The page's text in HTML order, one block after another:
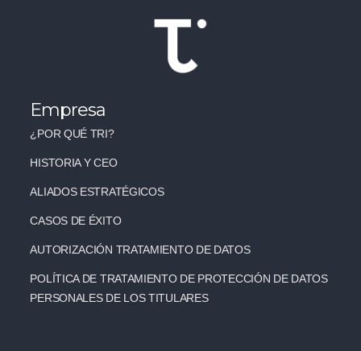
Empresa
¿POR QUÉ TRI?
HISTORIA Y CEO
ALIADOS ESTRATÉGICOS
CASOS DE ÉXITO
AUTORIZACIÓN TRATAMIENTO DE DATOS
POLÍTICA DE TRATAMIENTO DE PROTECCIÓN DE DATOS
PERSONALES DE LOS TITULARES